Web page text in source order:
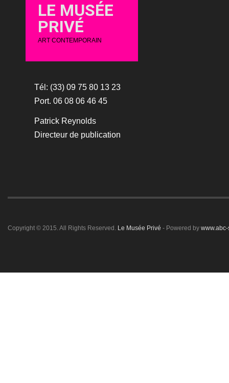
LE MUSÉE
PRIVÉ
ART CONTEMPORAIN
Tél: (33) 09 75 80 13 23
Port. 06 08 06 46 45
Patrick Reynolds
Directeur de publication
Copyright © 2015. All Rights Reserved. Le Musée Privé - Powered by